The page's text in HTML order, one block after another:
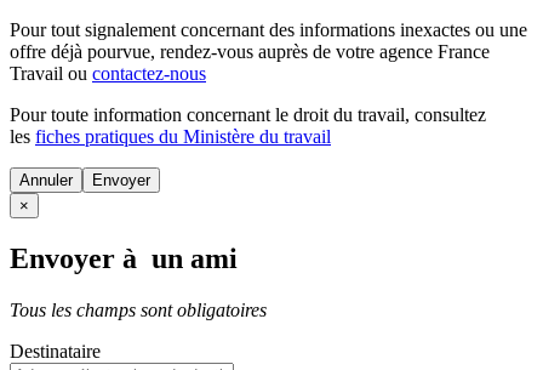
Pour tout signalement concernant des informations inexactes ou une
offre déjà pourvue, rendez-vous auprès de votre agence France
Travail ou contactez-nous
Pour toute information concernant le droit du travail, consultez
les fiches pratiques du Ministère du travail
Annuler
×
Envoyer à un ami
Tous les champs sont obligatoires
Destinataire